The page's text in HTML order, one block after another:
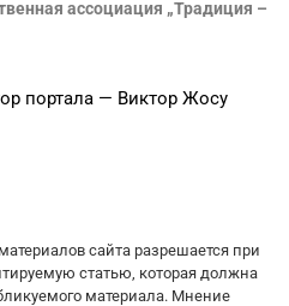
ассоциация „Традиция –
портала — Виктор Жосу
сайта разрешается при
статью, которая должна
материала. Мнение